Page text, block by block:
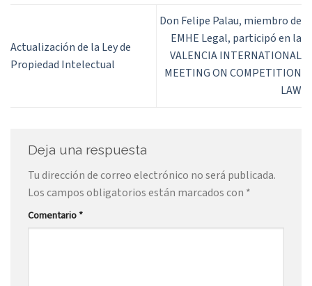
Actualización de la Ley de
Propiedad Intelectual
Don Felipe Palau, miembro de
EMHE Legal, participó en la
VALENCIA INTERNATIONAL
MEETING ON COMPETITION
LAW
Deja una respuesta
Tu dirección de correo electrónico no será publicada.
Los campos obligatorios están marcados con *
Comentario*